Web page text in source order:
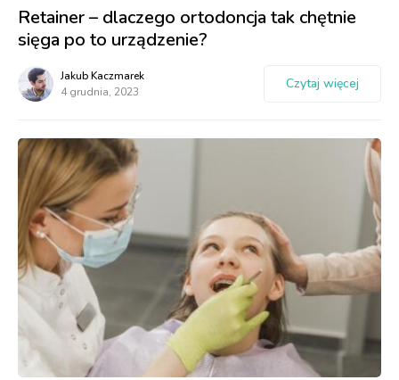
Retainer – dlaczego ortodoncja tak chętnie
sięga po to urządzenie?
Jakub Kaczmarek
4 grudnia, 2023
Czytaj więcej